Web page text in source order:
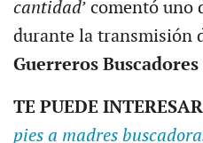
cantidad’ comentó uno
durante la transmisión
Guerreros Buscadores
TE PUEDE
pies a madres